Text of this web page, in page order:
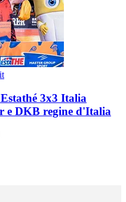
3x3 Italia
e DKB regine d'Italia